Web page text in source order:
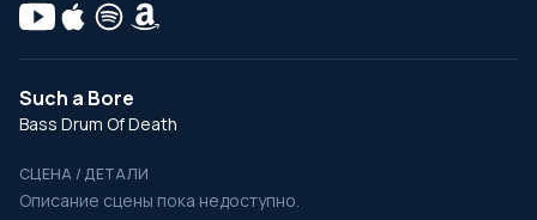
Such a Bore
Bass Drum Of Death
СЦЕНА / ДЕТАЛИ
Описание сцены пока недоступно.